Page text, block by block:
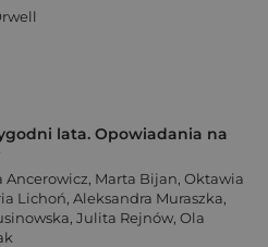
lata. Opowiadania na
Ancerowicz, Marta Bijan, Oktawia
Lichoń, Aleksandra Muraszka,
, Julita Rejnów, Ola